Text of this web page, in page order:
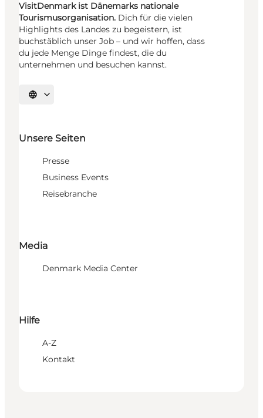
VisitDenmark ist Dänemarks nationale
Tourismusorganisation. Dich für die vielen
Highlights des Landes zu begeistern, ist
buchstäblich unser Job – und wir hoffen, dass
du jede Menge Dinge findest, die du
unternehmen und besuchen kannst.
Sprache auswählen
Unsere Seiten
Presse
Business Events
Reisebranche
Media
Denmark Media Center
Hilfe
A-Z
Kontakt